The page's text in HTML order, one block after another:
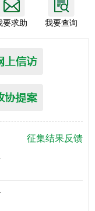
要求助 我要查询
征集结果反馈